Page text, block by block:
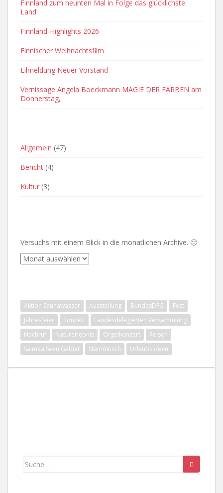
Finnland zum neunten Mal in Folge das glücklichste
Land
Finnland-Highlights 2026
Finnischer Weihnachtsfilm
Eilmeldung Neuer Vorstand
Vernissage Angela Boeckmann MAGIE DER FARBEN am
Donnerstag,
Allgemein (47)
Bericht (4)
Kultur (3)
Versuchs mit einem Blick in die monatlichen Archive. 🙂
Archive
Aktion Saunawasser Ausstellung BundesDFG
Fest
Jahresfeier
Konzert
Landesdelegierten Versammlung
Nachruf
Naturerlebnis Orgelkonzert
Reisen
Saimaa Seen Gebiet
Stammtisch Urlaubsideen
Suche